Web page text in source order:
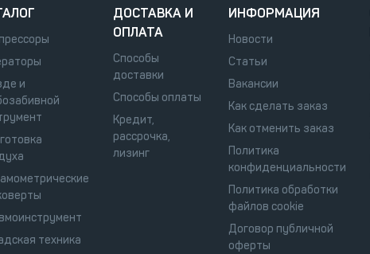
и
техника
ДОСТАВКА И
ОПЛАТА
Способы
доставки
Способы оплаты
Кредит,
рассрочка,
лизинг
ИНФОРМАЦИЯ
Новости
Статьи
Вакансии
Как сделать заказ
Как отменить заказ
Политика
конфиденциальности
Политика обработки
файлов cookie
Договор публичной
оферты